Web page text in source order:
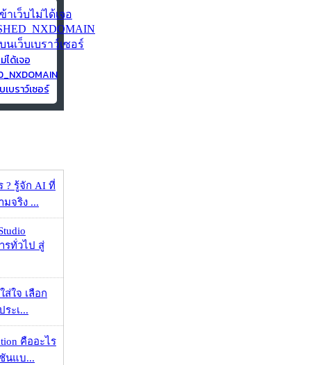
ได้เจอ
บราว์เซอร์
? รู้จัก AI ที่
จริง ...
รทั่วไป สู่
ส่ใจ เลือก
ระเ...
คืออะไร
นแบ...